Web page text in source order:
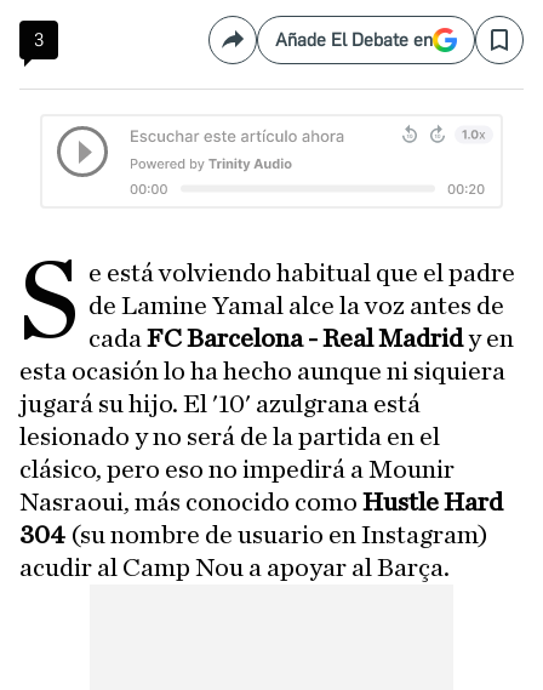
3 CompartirAñade El Debate en Save
S e está volviendo habitual que el padre
de Lamine Yamal alce la voz antes de
cada FC Barcelona - RealMadridy en
esta ocasión lo ha hecho aunque ni siquiera
jugará su hijo. El '10' azulgrana está
lesionado y no será de la partida en el
clásico, pero eso no impedirá a Mounir
Nasraoui, más conocido como Hustle Hard
304 (su nombre de usuario en Instagram)
acudir al Camp Nou a apoyar al Barça.